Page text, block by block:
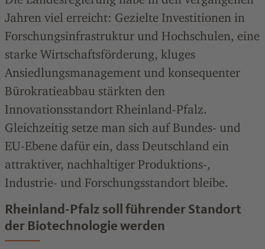
Jahren viel erreicht: Gezielte Investitionen in
Forschungsinfrastruktur und Hochschulen, eine
starke Wirtschaftsförderung, kluges
Ansiedlungsmanagement und konsequenter
Bürokratieabbau stärkten den
Innovationsstandort Rheinland-Pfalz.
Gleichzeitig setze man sich auf Bundes- und
EU-Ebene dafür ein, dass Deutschland ein
attraktiver, nachhaltiger Produktions-,
Industrie- und Forschungsstandort bleibe.
Rheinland-Pfalz soll führender Standort
der Biotechnologie werden